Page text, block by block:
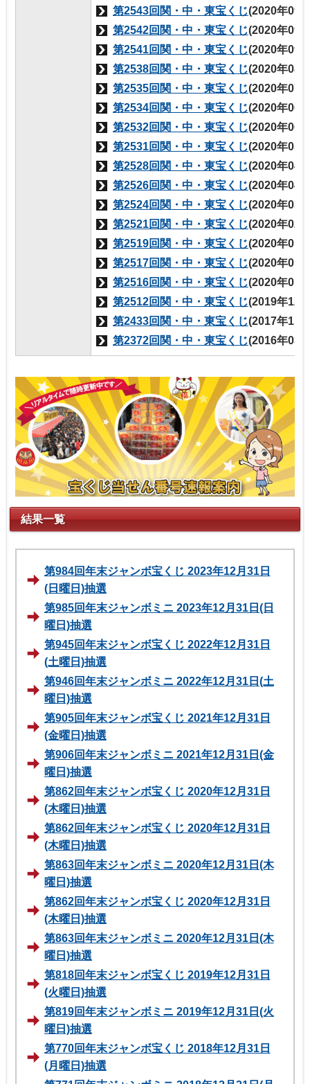
第2543回関・中・東宝くじ(2020年09
第2542回関・中・東宝くじ(2020年09
第2541回関・中・東宝くじ(2020年09
第2538回関・中・東宝くじ(2020年08
第2535回関・中・東宝くじ(2020年07
第2534回関・中・東宝くじ(2020年06
第2532回関・中・東宝くじ(2020年06
第2531回関・中・東宝くじ(2020年05
第2528回関・中・東宝くじ(2020年04
第2526回関・中・東宝くじ(2020年04
第2524回関・中・東宝くじ(2020年03
第2521回関・中・東宝くじ(2020年02
第2519回関・中・東宝くじ(2020年01
第2517回関・中・東宝くじ(2020年01
第2516回関・中・東宝くじ(2020年01
第2512回関・中・東宝くじ(2019年12
第2433回関・中・東宝くじ(2017年11
第2372回関・中・東宝くじ(2016年03
結果一覧
第984回年末ジャンボ宝くじ 2023年12月31日
(日曜日)抽選
第985回年末ジャンボミニ 2023年12月31日(日
曜日)抽選
第945回年末ジャンボ宝くじ 2022年12月31日
(土曜日)抽選
第946回年末ジャンボミニ 2022年12月31日(土
曜日)抽選
第905回年末ジャンボ宝くじ 2021年12月31日
(金曜日)抽選
第906回年末ジャンボミニ 2021年12月31日(金
曜日)抽選
第862回年末ジャンボ宝くじ 2020年12月31日
(木曜日)抽選
第862回年末ジャンボ宝くじ 2020年12月31日
(木曜日)抽選
第863回年末ジャンボミニ 2020年12月31日(木
曜日)抽選
第862回年末ジャンボ宝くじ 2020年12月31日
(木曜日)抽選
第863回年末ジャンボミニ 2020年12月31日(木
曜日)抽選
第818回年末ジャンボ宝くじ 2019年12月31日
(火曜日)抽選
第819回年末ジャンボミニ 2019年12月31日(火
曜日)抽選
第770回年末ジャンボ宝くじ 2018年12月31日
(月曜日)抽選